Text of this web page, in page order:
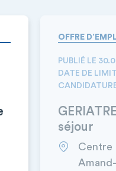
OFFRE
PUBLIÉ LE
DATE DE
séjour
Centre